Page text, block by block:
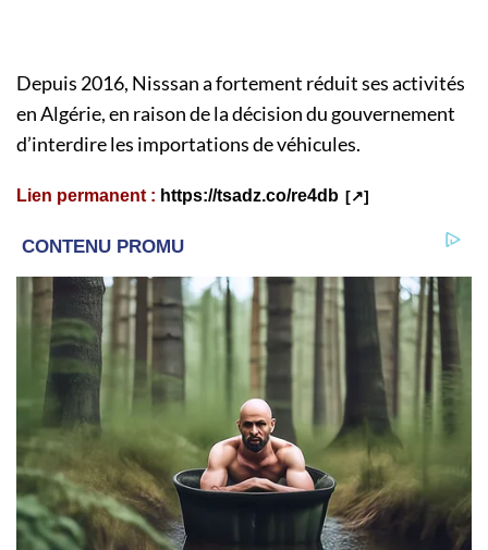
Depuis 2016, Nisssan a fortement réduit ses activités
en Algérie, en raison de la décision du gouvernement
d’interdire les importations de véhicules.
Lien permanent : https://tsadz.co/re4db